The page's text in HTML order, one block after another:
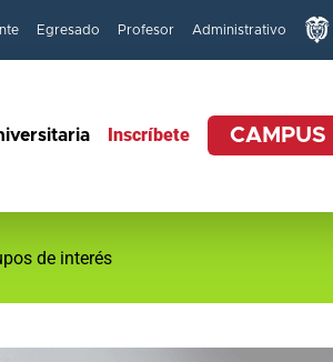
Egresado Profesor Administrativo
Inscríbete CAMPUS
de interés